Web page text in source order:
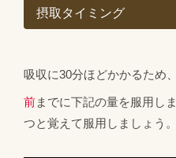
摂取タイミング
吸収に30分ほどかかるため
前までに下記の量を服用し
つと覚えて服用しましょう。